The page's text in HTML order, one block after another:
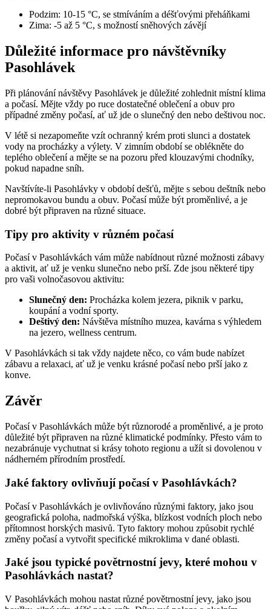
Podzim: 10-15 °C, se stmíváním a déšťovými přeháňkami
Zima: -5 až 5 °C, s možností sněhových závějí
Důležité informace pro návštěvníky
Pasohlávek
Při plánování návštěvy Pasohlávek je důležité zohlednit místní klima
a počasí. Mějte vždy po ruce dostatečné oblečení a obuv pro
případné změny počasí, ať už jde o slunečný den nebo deštivou noc.
V létě si nezapomeňte vzít ochranný krém proti slunci a dostatek
vody na procházky a výlety. V zimním období se oblékněte do
teplého oblečení a mějte se na pozoru před klouzavými chodníky,
pokud napadne sníh.
Navštívíte-li Pasohlávky v období dešťů, mějte s sebou deštník nebo
nepromokavou bundu a obuv. Počasí může být proměnlivé, a je
dobré být připraven na různé situace.
Tipy pro aktivity v různém počasí
Počasí v Pasohlávkách vám může nabídnout různé možnosti zábavy
a aktivit, ať už je venku slunečno nebo prší. Zde jsou některé tipy
pro vaši volnočasovou aktivitu:
Slunečný den: Procházka kolem jezera, piknik v parku,
koupání a vodní sporty.
Deštivý den: Návštěva místního muzea, kavárna s výhledem
na jezero, wellness centrum.
V Pasohlávkách si tak vždy najdete něco, co vám bude nabízet
zábavu a relaxaci, ať už je venku krásné počasí nebo prší jako z
konve.
Závěr
Počasí v Pasohlávkách může být různorodé a proměnlivé, a je proto
důležité být připraven na různé klimatické podmínky. Přesto vám to
nezabránuje vychutnat si krásy tohoto regionu a užít si dovolenou v
nádherném přírodním prostředí.
Jaké faktory ovlivňují počasí v Pasohlávkách?
Počasí v Pasohlávkách je ovlivňováno různými faktory, jako jsou
geografická poloha, nadmořská výška, blízkost vodních ploch nebo
přítomnost horských masivů. Tyto faktory mohou způsobit rychlé
změny počasí a vytvořit specifické mikroklima v dané oblasti.
Jaké jsou typické povětrnostní jevy, které mohou v
Pasohlávkách nastat?
V Pasohlávkách mohou nastat různé povětrnostní jevy, jako jsou